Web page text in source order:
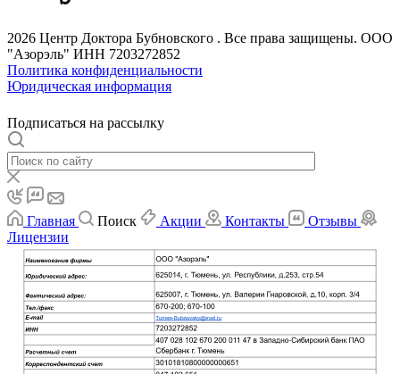
2026 Центр Доктора Бубновского . Все права защищены. ООО
"Азорэль" ИНН 7203272852
Политика конфиденциальности
Юридическая информация
Подписаться на рассылку
Главная Поиск Акции Контакты
Отзывы
Лицензии